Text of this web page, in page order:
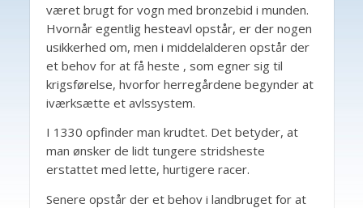
været brugt for vogn med bronzebid i munden.
Hvornår egentlig hesteavl opstår, er der nogen
usikkerhed om, men i middelalderen opstår der
et behov for at få heste , som egner sig til
krigsførelse, hvorfor herregårdene begynder at
iværksætte et avlssystem.
I 1330 opfinder man krudtet. Det betyder, at
man ønsker de lidt tungere stridsheste
erstattet med lette, hurtigere racer.
Senere opstår der et behov i landbruget for at